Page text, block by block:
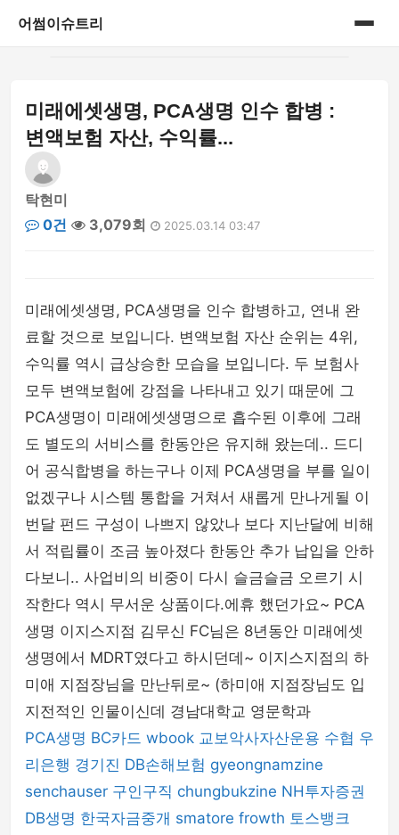
어썸이슈트리
사회 이슈 분석
미래에셋생명, PCA생명 인수 합병 :
변액보험 자산, 수익률...
탁현미
0건
3,079회 2025.03.14 03:47
미래에셋생명, PCA생명을 인수 합병하고, 연내 완
료할 것으로 보입니다. 변액보험 자산 순위는 4위,
수익률 역시 급상승한 모습을 보입니다. 두 보험사
모두 변액보험에 강점을 나타내고 있기 때문에 그
PCA생명이 미래에셋생명으로 흡수된 이후에 그래
도 별도의 서비스를 한동안은 유지해 왔는데.. 드디
어 공식합병을 하는구나 이제 PCA생명을 부를 일이
없겠구나 시스템 통합을 거쳐서 새롭게 만나게될 이
번달 펀드 구성이 나쁘지 않았나 보다 지난달에 비해
서 적립률이 조금 높아졌다 한동안 추가 납입을 안하
다보니.. 사업비의 비중이 다시 슬금슬금 오르기 시
작한다 역시 무서운 상품이다.에휴 했던가요~ PCA
생명 이지스지점 김무신 FC님은 8년동안 미래에셋
생명에서 MDRT였다고 하시던데~ 이지스지점의 하
미애 지점장님을 만난뒤로~ (하미애 지점장님도 입
지전적인 인물이신데 경남대학교 영문학과
PCA생명 BC카드 wbook 교보악사자산운용 수협 우
리은행 경기진 DB손해보험 gyeongnamzine
senchauser 구인구직 chungbukzine NH투자증권
DB생명 한국자금중개 smatore frowth 토스뱅크